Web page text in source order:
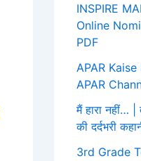
INSPIRE
Online
PDF
APAR
APAR
मैं हारा नहीं… |
की दर्दभरी
3rd Grade